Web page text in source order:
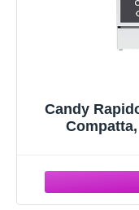
Candy
[Classe